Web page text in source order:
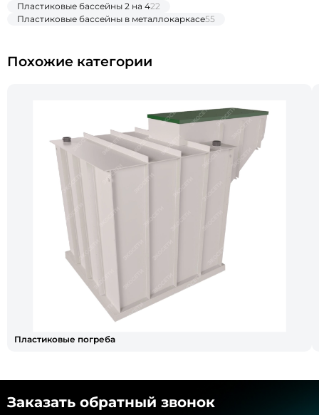
Пластиковые бассейны 2 на 422
Пластиковые бассейны в металлокаркасе55
Похожие категории
Пластиковые погреба
Заказать обратный звонок